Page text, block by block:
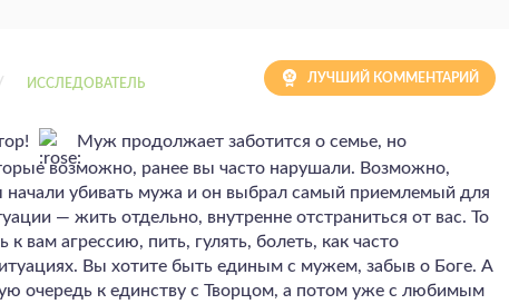
ИССЛЕДОВАТЕЛЬ ЛУЧШИЙ КОММЕНТАРИЙ
Муж продолжает заботится о семье, но
возможно, ранее вы часто нарушали. Возможно,
начали убивать мужа и он выбрал самый приемлемый для
— жить отдельно, внутренне отстраниться от вас. То
к вам агрессию, пить, гулять, болеть, как часто
Вы хотите быть единым с мужем, забыв о Боге. А
очередь к единству с Творцом, а потом уже с любимым